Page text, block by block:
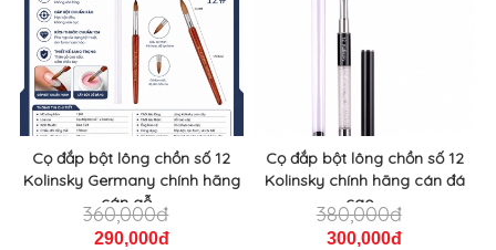
Cọ đắp bột lông chồn số 12
Kolinsky Germany chính hãng
cán gỗ...
360,000đ
290,000đ
Cọ đắp bột lông chồn số 12
Kolinsky chính hãng cán đá
cao...
380,000đ
300,000đ